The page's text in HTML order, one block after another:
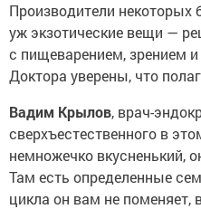
Производители
уж экзотические вещи —
с пищеварением, зрением
Доктора уверены, что
Вадим Крылов, врач-
сверхъестественного в
немножечко вкусненький,
Там есть определенные
цикла он вам не